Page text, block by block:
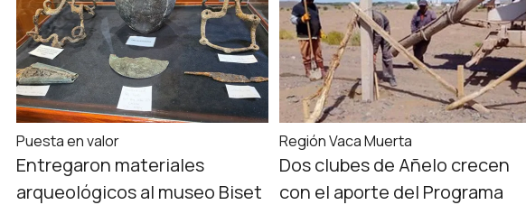
Puesta en valor
Entregaron materiales
arqueológicos al museo Biset
Región Vaca Muerta
Dos clubes de Añelo crecen
con el aporte del Programa